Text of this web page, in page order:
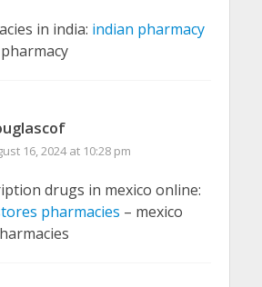
in india: indian pharmacy
16, 2024 at 10:28 pm
drugs in mexico online:
pharmacies – mexico